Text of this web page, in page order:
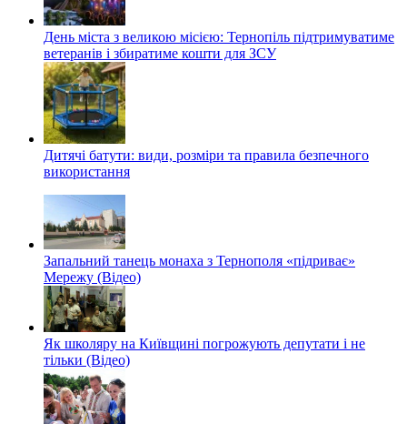
День міста з великою місією: Тернопіль підтримуватиме
ветеранів і збиратиме кошти для ЗСУ
Дитячі батути: види, розміри та правила безпечного
використання
Запальний танець монаха з Тернополя «підриває»
Мережу (Відео)
Як школяру на Київщині погрожують депутати і не
тільки (Відео)